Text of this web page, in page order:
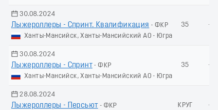
30.08.2024
Лыжероллеры - Спринт. Квалификация - ФКР
Ханты-Мансийск, Ханты-Мансийский АО - Югра
35 -
30.08.2024
Лыжероллеры - Спринт - ФКР
Ханты-Мансийск, Ханты-Мансийский АО - Югра
35 -
28.08.2024
Лыжероллеры - Пеpсьют - ФКР
КРУГ -